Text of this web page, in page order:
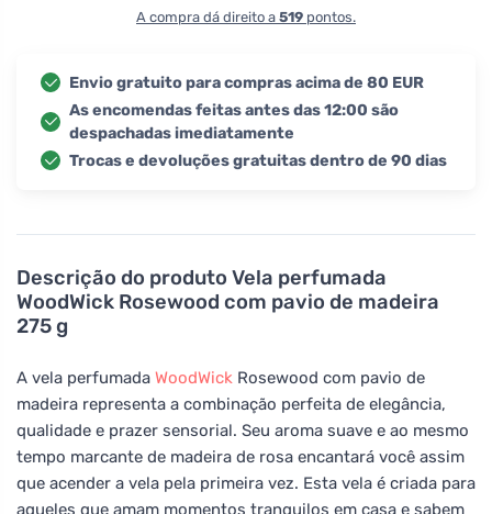
Descrição do produto Vela perfumada
WoodWick Rosewood com pavio de madeira
275 g
A vela perfumada WoodWick Rosewood com pavio de
madeira representa a combinação perfeita de elegância,
qualidade e prazer sensorial. Seu aroma suave e ao mesmo
tempo marcante de madeira de rosa encantará você assim
que acender a vela pela primeira vez. Esta vela é criada para
aqueles que amam momentos tranquilos em casa e sabem
A compra dá direito a 519 pontos.
Envio gratuito para compras acima de 80 EUR
As encomendas feitas antes das 12:00 são
despachadas imediatamente
Trocas e devoluções gratuitas dentro de 90 dias